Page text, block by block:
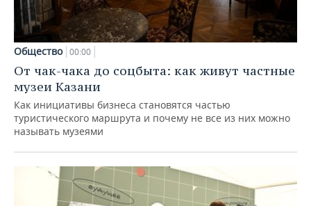
Общество 00:00
От чак-чака до соцбыта: как живут частные
музеи Казани
Как инициативы бизнеса становятся частью
туристического маршрута и почему не все из них можно
называть музеями